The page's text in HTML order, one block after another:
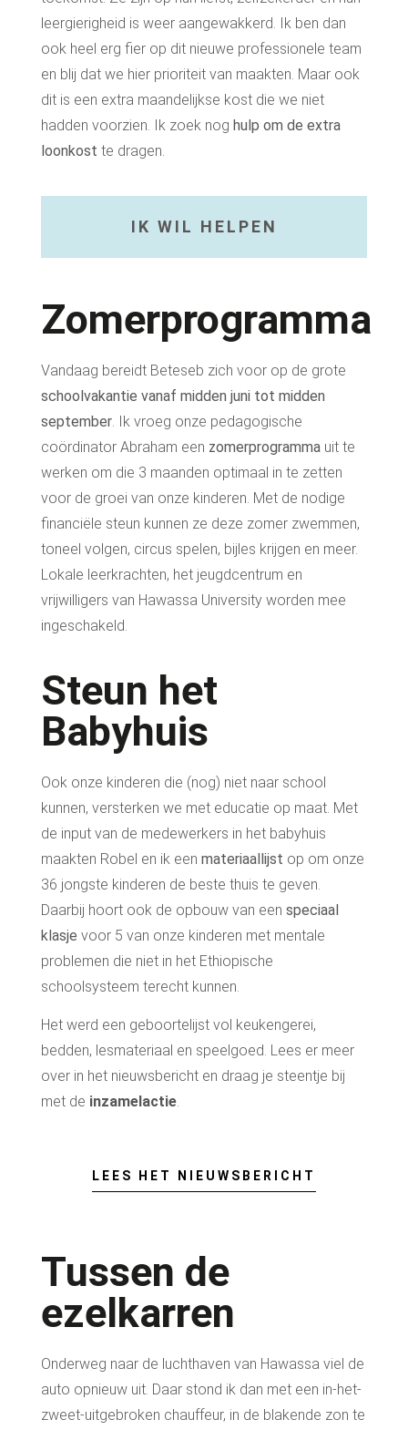
leergierigheid is weer aangewakkerd. Ik ben dan
ook heel erg fier op dit nieuwe professionele team
en blij dat we hier prioriteit van maakten. Maar ook
dit is een extra maandelijkse kost die we niet
hadden voorzien. Ik zoek nog hulp om de extra
loonkost te dragen.
IK WIL HELPEN
Zomerprogramma
Vandaag bereidt Beteseb zich voor op de grote
schoolvakantie vanaf midden juni tot midden
september . Ik vroeg onze pedagogische
coördinator Abraham een zomerprogramma uit te
werken om die 3 maanden optimaal in te zetten
voor de groei van onze kinderen. Met de nodige
financiële steun kunnen ze deze zomer zwemmen,
toneel volgen, circus spelen, bijles krijgen en meer.
Lokale leerkrachten, het jeugdcentrum en
vrijwilligers van Hawassa University worden mee
ingeschakeld.
Steun het
Babyhuis
Ook onze kinderen die (nog) niet naar school
kunnen, versterken we met educatie op maat. Met
de input van de medewerkers in het babyhuis
maakten Robel en ik een materiaallijst op om onze
36 jongste kinderen de beste thuis te geven.
Daarbij hoort ook de opbouw van een speciaal
klasje voor 5 van onze kinderen met mentale
problemen die niet in het Ethiopische
schoolsysteem terecht kunnen.
Het werd een geboortelijst vol keukengerei,
bedden, lesmateriaal en speelgoed. Lees er meer
over in het nieuwsbericht en draag je steentje bij
met de inzamelactie.
LEES HET NIEUWSBERICHT
Tussen de
ezelkarren
Onderweg naar de luchthaven van Hawassa viel de
auto opnieuw uit. Daar stond ik dan met een in-het-
zweet-uitgebroken chauffeur, in de blakende zon te